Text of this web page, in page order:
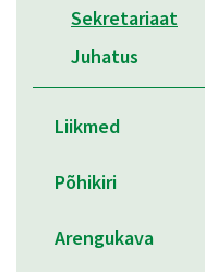
Sekretariaat
Juhatus
Liikmed
Põhikiri
Arengukava